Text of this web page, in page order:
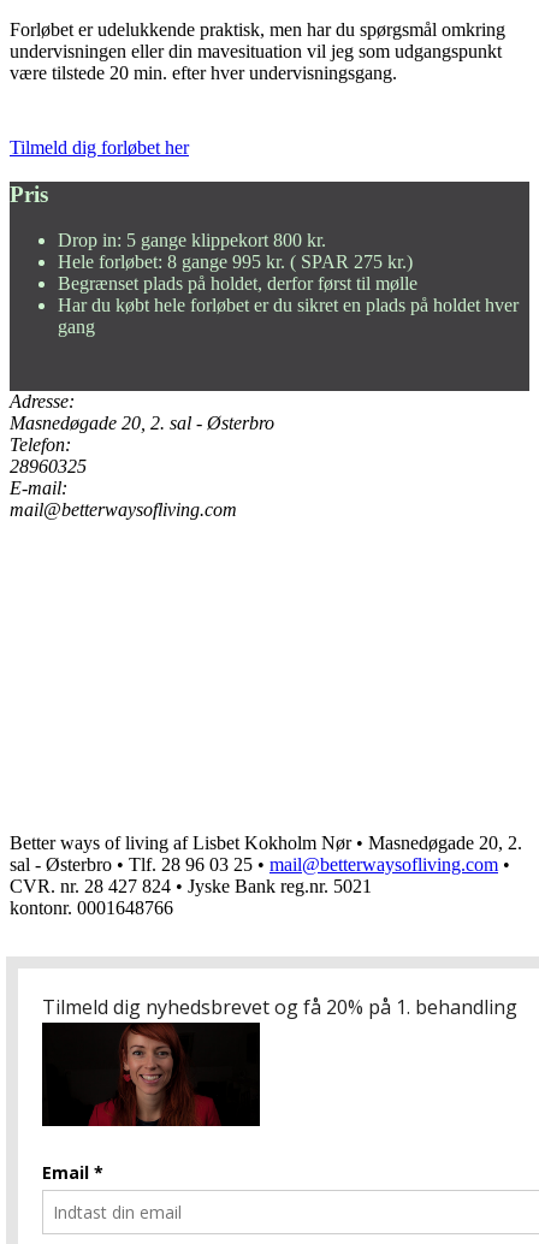
Forløbet er udelukkende praktisk, men har du spørgsmål omkring
undervisningen eller din mavesituation vil jeg som udgangspunkt
være tilstede 20 min. efter hver undervisningsgang.
Tilmeld dig forløbet her
Pris
Drop in: 5 gange klippekort 800 kr.
Hele forløbet: 8 gange 995 kr. ( SPAR 275 kr.)
Begrænset plads på holdet, derfor først til mølle
Har du købt hele forløbet er du sikret en plads på holdet hver
gang
Adresse:
Masnedøgade 20, 2. sal - Østerbro
Telefon:
28960325
E-mail:
mail@betterwaysofliving.com
Better ways of living af Lisbet Kokholm Nør • Masnedøgade 20, 2.
sal - Østerbro • Tlf. 28 96 03 25 • mail@betterwaysofliving.com •
CVR. nr. 28 427 824 • Jyske Bank reg.nr. 5021
kontonr. 0001648766